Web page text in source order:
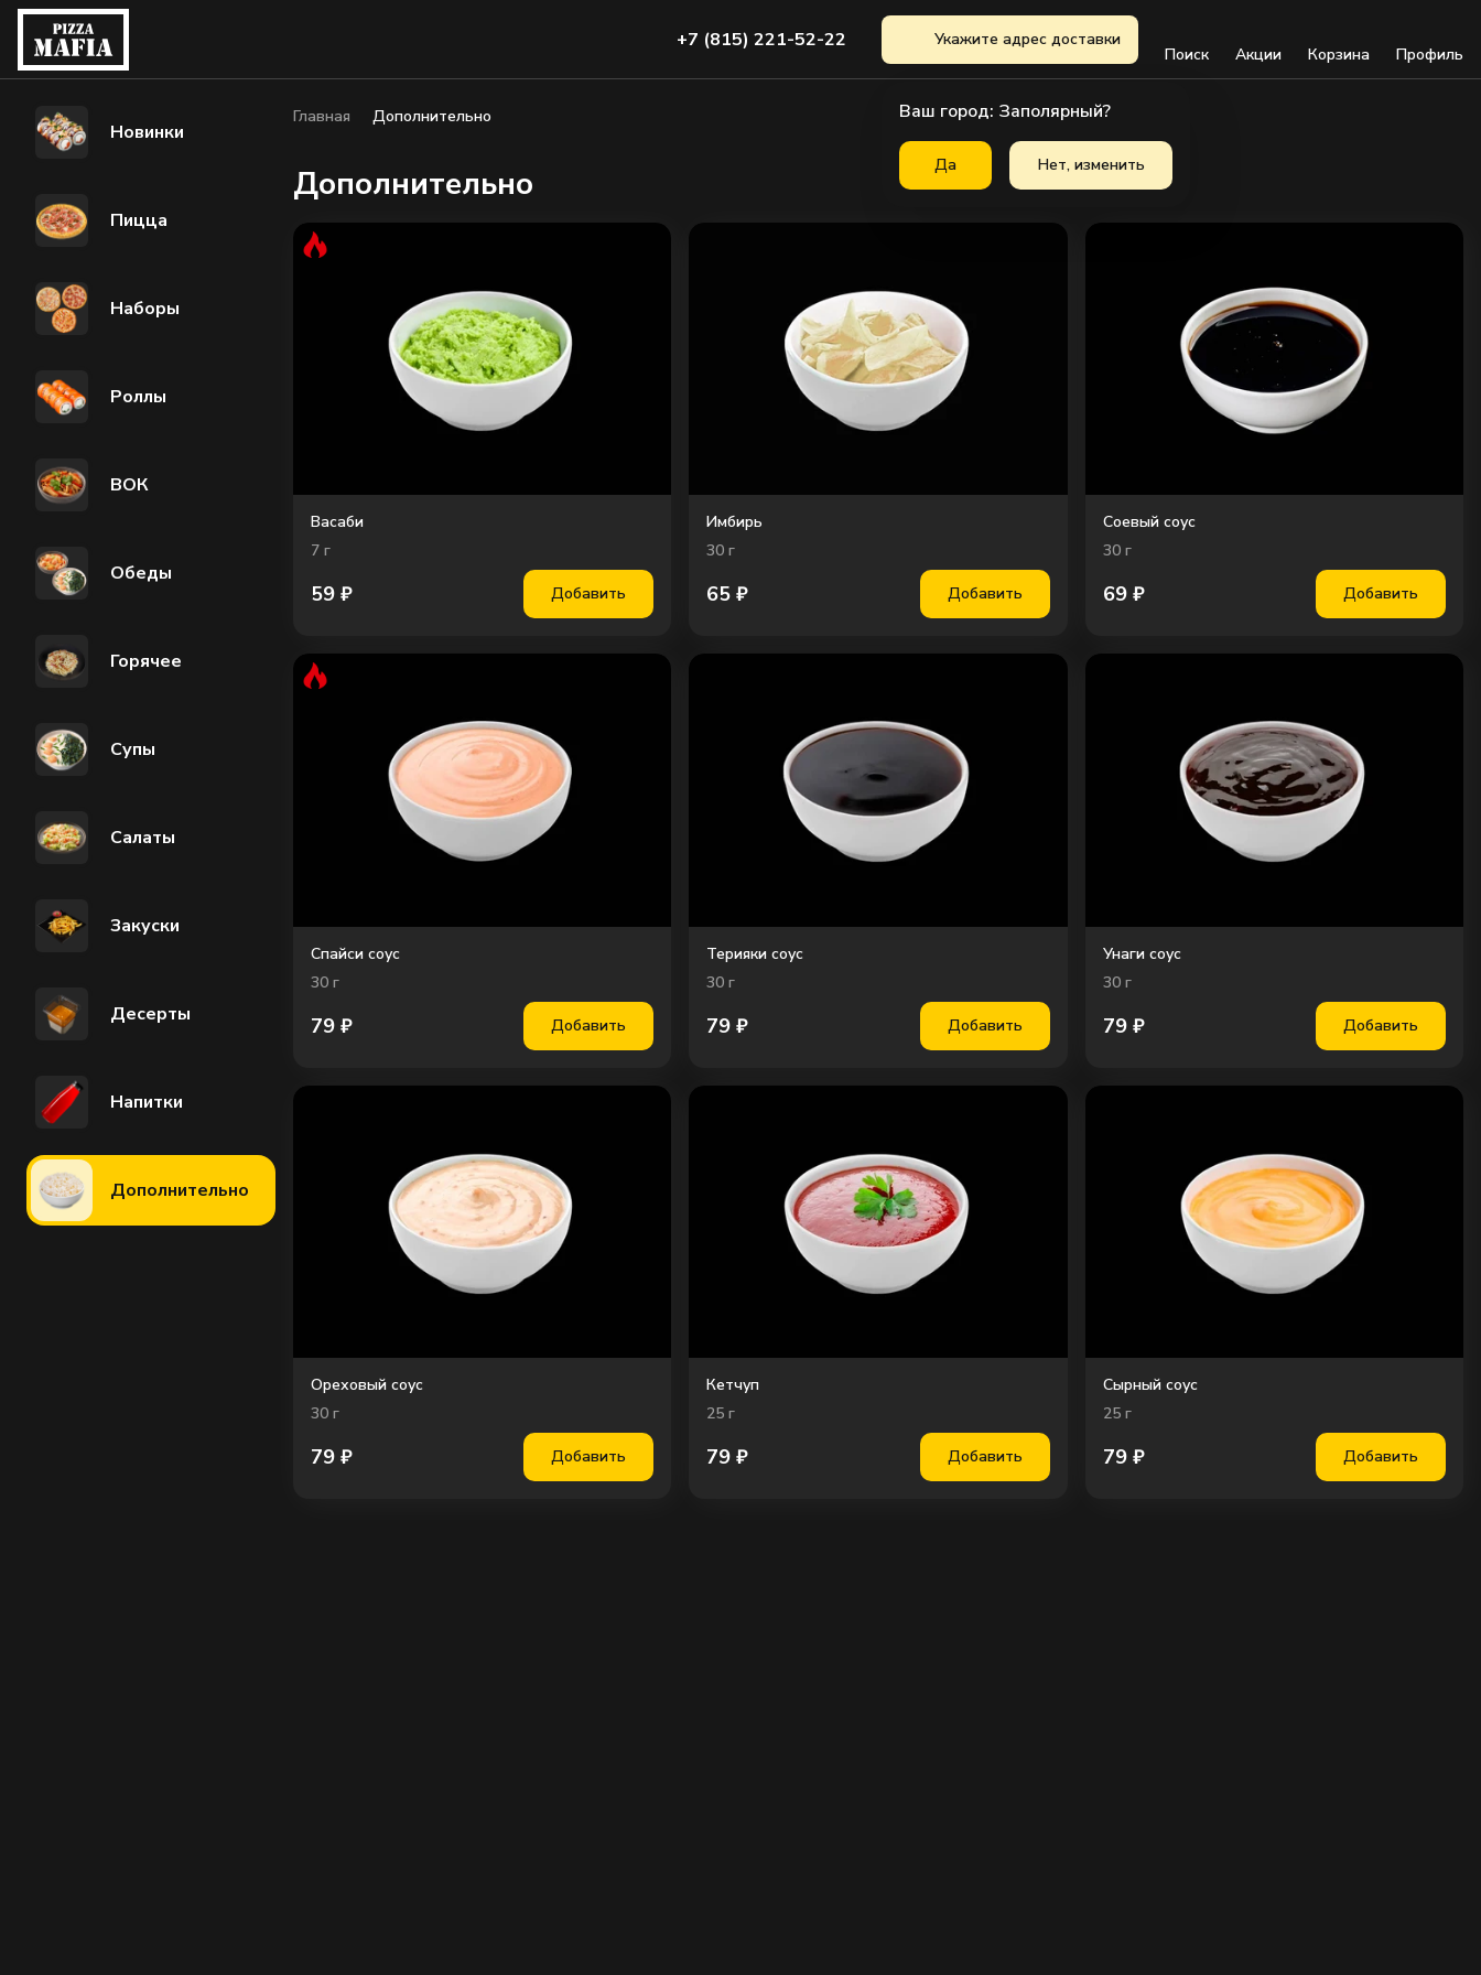
+7 (815) 221-52-22 Укажите адрес доставки
Ваш город: Заполярный?
Да Нет, изменить
Поиск Акции Корзина Профиль
Новинки
Пицца
Наборы
Роллы
ВОК
Обеды
Горячее
Супы
Салаты
Закуски
Десерты
Напитки
Дополнительно
Главная Дополнительно
Дополнительно
Васаби
7 г
59 ₽ Добавить
Имбирь
30 г
65₽ Добавить
Соевый соус
30г
69 ₽ Добавить
Спайси соус
30 г
79 ₽ Добавить
Терияки соус
30 г
79₽ Добавить
Унаги соус
30г
79 ₽ Добавить
Ореховый соус
30 г
79 ₽ Добавить
Кетчуп
25 г
79₽ Добавить
Сырный соус
25г
79 ₽ Добавить